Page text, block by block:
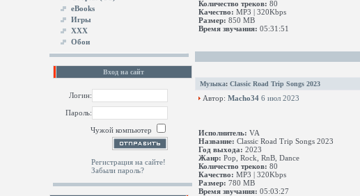
eBooks
Игры
XXX
Обои
Вход на сайт
Логин:
Пароль:
Чужой компьютер
Регистрация на сайте!
Забыли пароль?
Количество треков: 80
Качество: MP3 | 320Kbps
Размер: 850 MB
Время звучания: 05:31:51
Музыка: Classic Road Trip Songs 2023
Автор: Macho34 6 июл 2023
Исполнитель: VA
Название: Classic Road Trip Songs 2023
Год выхода: 2023
Жанр: Pop, Rock, RnB, Dance
Количество треков: 80
Качество: MP3 | 320Kbps
Размер: 780 MB
Время звучания: 05:03:27